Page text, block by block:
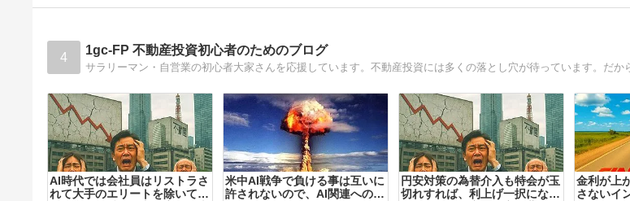
4 1gc-FP 不動産投資初心者のためのブログ
AI時代では会社員はリストラさ
れて大手のエリートを除いて可
米中AI戦争で負ける事は互いに
許されないので、AI関連への財
円安対策の為替介入も特会が玉
切れすれば、利上げ一択になり
金利が上
さないイ